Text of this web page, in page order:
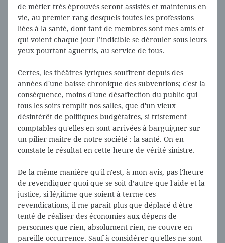
de métier très éprouvés seront assistés et maintenus en
vie, au premier rang desquels toutes les professions
liées à la santé, dont tant de membres sont mes amis et
qui voient chaque jour l’indicible se dérouler sous leurs
yeux pourtant aguerris, au service de tous.
Certes, les théâtres lyriques souffrent depuis des
années d'une baisse chronique des subventions; c'est la
conséquence, moins d'une désaffection du public qui
tous les soirs remplit nos salles, que d'un vieux
désintérêt de politiques budgétaires, si tristement
comptables qu'elles en sont arrivées à barguigner sur
un pilier maître de notre société : la santé. On en
constate le résultat en cette heure de vérité sinistre.
De la même manière qu'il n'est, à mon avis, pas l'heure
de revendiquer quoi que se soit d’autre que l'aide et la
justice, si légitime que soient à terme ces
revendications, il me paraît plus que déplacé d'être
tenté de réaliser des économies aux dépens de
personnes que rien, absolument rien, ne couvre en
pareille occurrence. Sauf à considérer qu'elles ne sont